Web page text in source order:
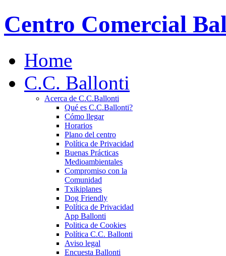
Centro Comercial
Home
C.C. Ballonti
Acerca de C.C.Ballonti
Qué es C.C.Ballonti?
Cómo llegar
Horarios
Plano del centro
Política de Privacidad
Buenas Prácticas
Medioambientales
Compromiso con la
Comunidad
Txikiplanes
Dog Friendly
Política de Privacidad
App Ballonti
Politica de Cookies
Política C.C. Ballonti
Aviso legal
Encuesta Ballonti